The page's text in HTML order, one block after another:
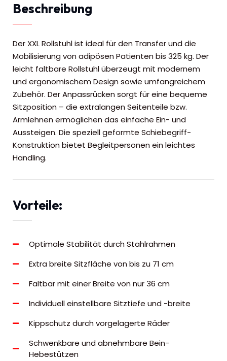
Beschreibung
Der XXL Rollstuhl ist ideal für den Transfer und die
Mobilisierung von adipösen Patienten bis 325 kg. Der
leicht faltbare Rollstuhl überzeugt mit modernem
und ergonomischem Design sowie umfangreichem
Zubehör. Der Anpassrücken sorgt für eine bequeme
Sitzposition – die extralangen Seitenteile bzw.
Armlehnen ermöglichen das einfache Ein- und
Aussteigen. Die speziell geformte Schiebegriff-
Konstruktion bietet Begleitpersonen ein leichtes
Handling.
Vorteile:
Optimale Stabilität durch Stahlrahmen
Extra breite Sitzfläche von bis zu 71 cm
Faltbar mit einer Breite von nur 36 cm
Individuell einstellbare Sitztiefe und -breite
Kippschutz durch vorgelagerte Räder
Schwenkbare und abnehmbare Bein-
Hebestützen